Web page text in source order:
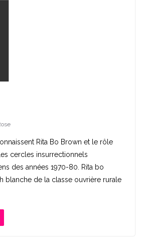
Rita Bo Brown et le rôle
cercles insurrectionnels
des années 1970-80. Rita bo
blanche de la classe ouvrière rurale